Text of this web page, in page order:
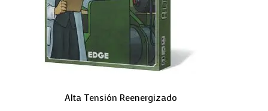
Alta Tensión Reenergizado